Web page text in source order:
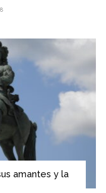
amantes y la